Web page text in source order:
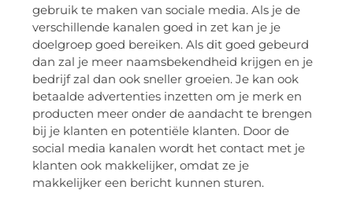
gebruik te maken van sociale media. Als je de
verschillende kanalen goed in zet kan je je
doelgroep goed bereiken. Als dit goed gebeurd
dan zal je meer naamsbekendheid krijgen en je
bedrijf zal dan ook sneller groeien. Je kan ook
betaalde advertenties inzetten om je merk en
producten meer onder de aandacht te brengen
bij je klanten en potentiële klanten. Door de
social media kanalen wordt het contact met je
klanten ook makkelijker, omdat ze je
makkelijker een bericht kunnen sturen.